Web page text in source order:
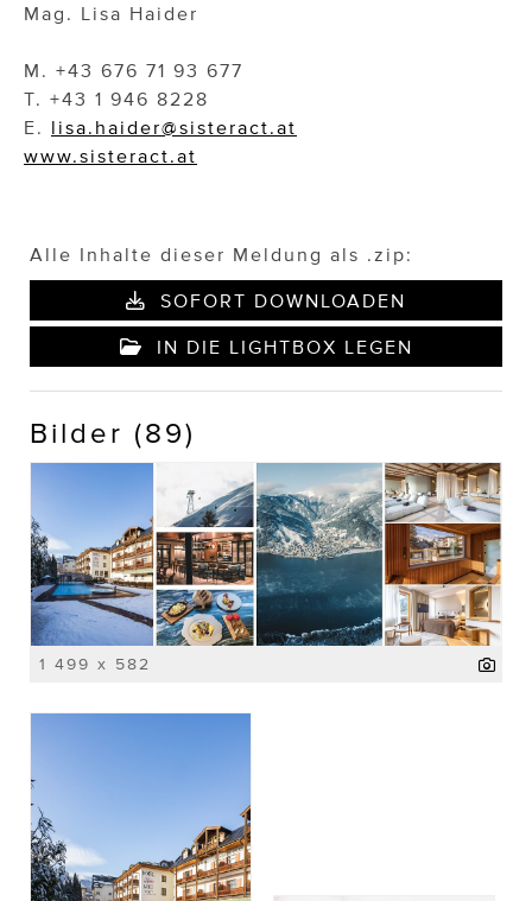
Mag. Lisa Haider
M. +43 676 71 93 677
T. +43 1 946 8228
E. lisa.haider@sisteract.at
www.sisteract.at
Alle Inhalte dieser Meldung als .zip:
SOFORT DOWNLOADEN
IN DIE LIGHTBOX LEGEN
Bilder (89)
1 499 x 582